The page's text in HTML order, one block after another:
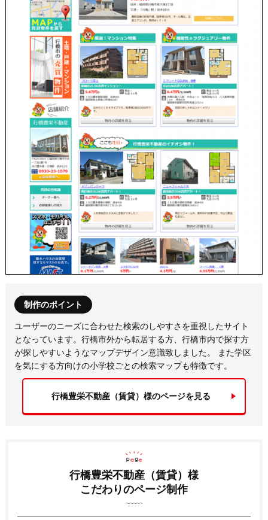
制作のポイント
ユーザーのニーズに合わせた検索のしやすさを重視したサイト
となっています。行橋市外から転居する方、行橋市内で探す方
が探しやすいようなマップデザイン意識致しました。 また学区
を気にする方向けの小学校ごとの検索マップも特徴です。
行橋豊栄不動産（賃貸）様のページを見る
行橋豊栄不動産（賃貸）様
こだわりのページ制作